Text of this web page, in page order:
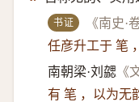
书证 《南史·
任彦升工于 笔
南朝梁·刘勰 《
有 笔 ，以为无